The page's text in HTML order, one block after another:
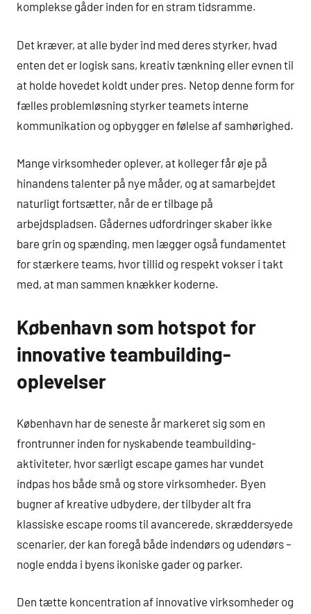
komplekse gåder inden for en stram tidsramme.
Det kræver, at alle byder ind med deres styrker, hvad
enten det er logisk sans, kreativ tænkning eller evnen til
at holde hovedet koldt under pres. Netop denne form for
fælles problemløsning styrker teamets interne
kommunikation og opbygger en følelse af samhørighed.
Mange virksomheder oplever, at kolleger får øje på
hinandens talenter på nye måder, og at samarbejdet
naturligt fortsætter, når de er tilbage på
arbejdspladsen. Gådernes udfordringer skaber ikke
bare grin og spænding, men lægger også fundamentet
for stærkere teams, hvor tillid og respekt vokser i takt
med, at man sammen knækker koderne.
København som hotspot for
innovative teambuilding-
oplevelser
København har de seneste år markeret sig som en
frontrunner inden for nyskabende teambuilding-
aktiviteter, hvor særligt escape games har vundet
indpas hos både små og store virksomheder. Byen
bugner af kreative udbydere, der tilbyder alt fra
klassiske escape rooms til avancerede, skræddersyede
scenarier, der kan foregå både indendørs og udendørs –
nogle endda i byens ikoniske gader og parker.
Den tætte koncentration af innovative virksomheder og